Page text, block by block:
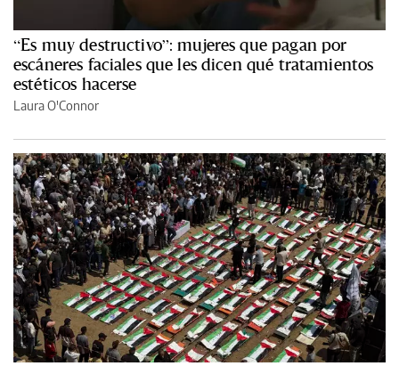
“Es muy destructivo”: mujeres que pagan por
escáneres faciales que les dicen qué tratamientos
estéticos hacerse
Laura O'Connor